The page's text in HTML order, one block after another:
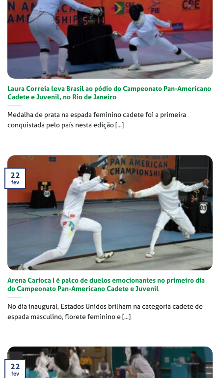
Laura Correia leva Brasil ao pódio do Campeonato Pan-Americano
Cadete e Juvenil, no Rio de Janeiro
Medalha de prata na espada feminino cadete foi a primeira
conquistada pelo país nesta edição [...]
Arena Carioca I é palco de duelos emocionantes no primeiro dia
do Campeonato Pan-Americano Cadete e Juvenil
No dia inaugural, Estados Unidos brilham na categoria cadete de
espada masculino, florete feminino e [...]
22
fev
22
fev